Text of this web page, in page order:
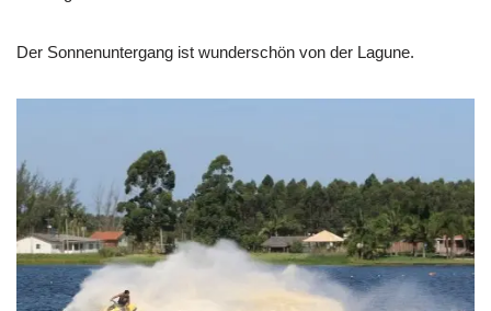
Der Sonnenuntergang ist wunderschön von der Lagune.